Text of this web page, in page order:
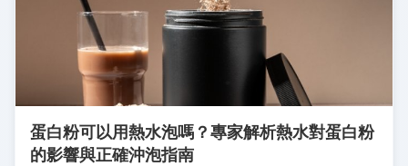
蛋白粉可以用熱水泡嗎？專家解析熱水對蛋白粉
的影響與正確沖泡指南